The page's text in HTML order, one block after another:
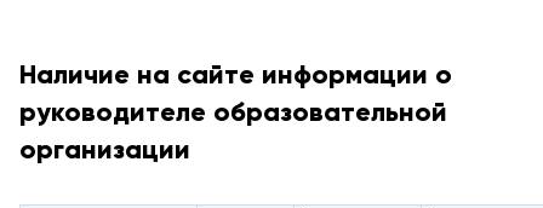
Наличие на сайте информации о
руководителе образовательной
организации